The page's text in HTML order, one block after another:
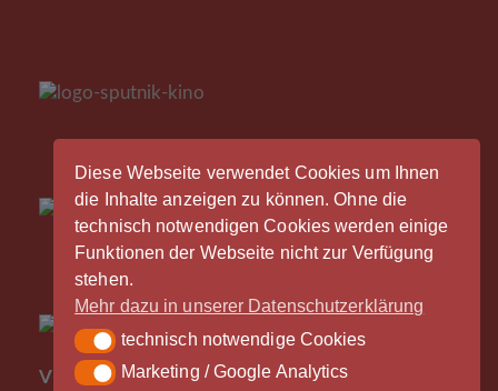
Diese Webseite verwendet Cookies um Ihnen
die Inhalte anzeigen zu können. Ohne die
technisch notwendigen Cookies werden einige
Funktionen der Webseite nicht zur Verfügung
stehen.
Mehr dazu in unserer Datenschutzerklärung
technisch notwendige Cookies
technisch notwendige Cookies
Marketing / Google Analytics
Marketing / Google Analytics
Vinylrausch wäre nicht möglich ohne die